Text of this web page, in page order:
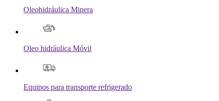
Oleohidráulica Minera
Oleo hidráulica Móvil
Equipos para transporte refrigerado